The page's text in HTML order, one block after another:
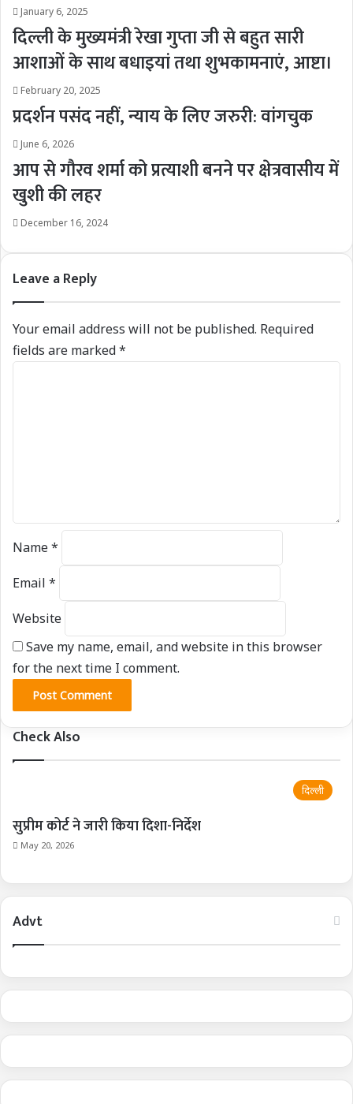
January 6, 2025
दिल्ली के मुख्यमंत्री रेखा गुप्ता जी से बहुत सारी
आशाओं के साथ बधाइयां तथा शुभकामनाएं, आष्टा।
February 20, 2025
प्रदर्शन पसंद नहीं, न्याय के लिए जरुरी: वांगचुक
June 6, 2026
आप से गौरव शर्मा को प्रत्याशी बनने पर क्षेत्रवासीय में
खुशी की लहर
December 16, 2024
Leave a Reply
Your email address will not be published. Required
fields are marked*
*
Name*
Email *
Website
Save my name, email, and website in this browser
for the next time I comment.
Check Also
दिल्ली
सुप्रीम कोर्ट ने जारी किया दिशा-निर्देश
May 20, 2026
Advt